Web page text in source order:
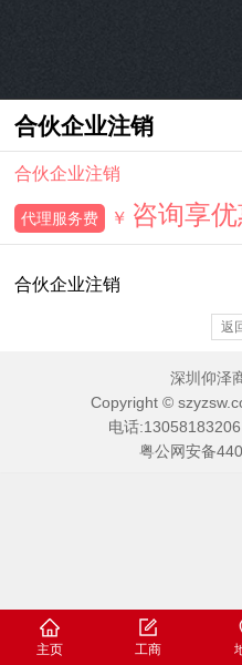
合伙企业注销
合伙企业注销
代理服务费 ￥ 咨询享
合伙企业注销
返
深圳仰泽
Copyright ©
电话:13058183206
粤公网安备
主页 工商